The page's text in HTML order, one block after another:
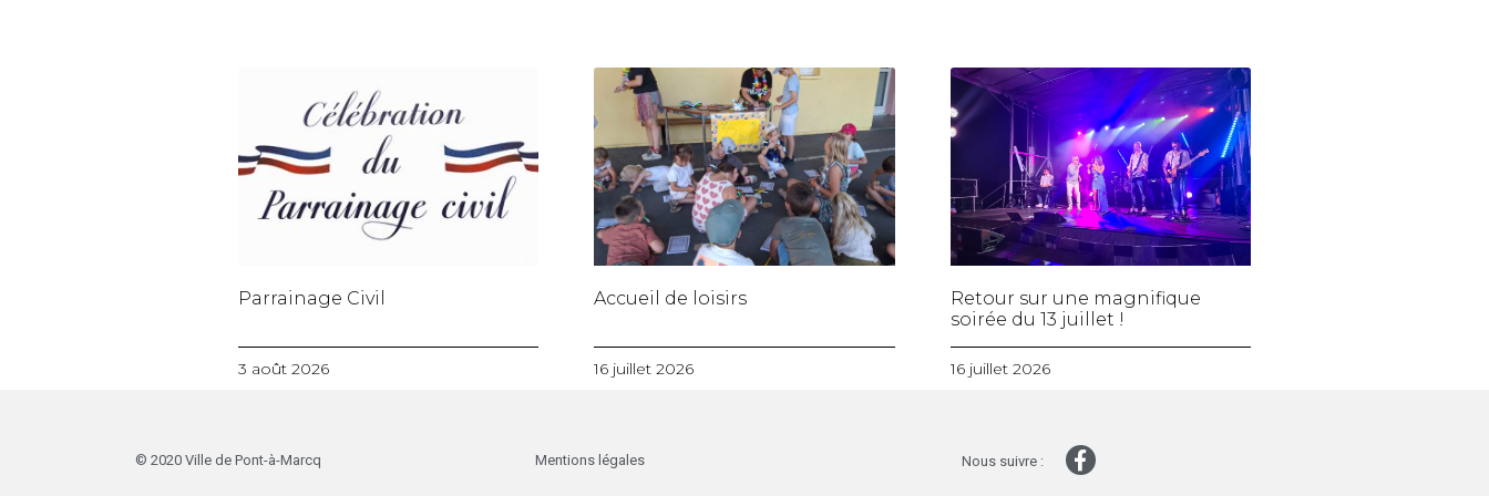
Parrainage Civil
3 août 2026
Accueil de loisirs
16 juillet 2026
Retour sur une magnifique
soirée du 13 juillet !
16 juillet 2026
© 2020 Ville de Pont-à-Marcq Mentions légales Nous suivre :